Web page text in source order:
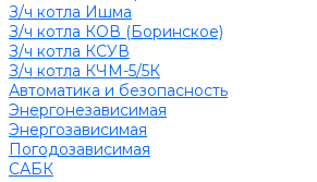
З/ч котла Ишма
З/ч котла КОВ (Боринское)
З/ч котла КСУВ
З/ч котла КЧМ-5/5К
Автоматика и безопасность
Энергонезависимая
Энергозависимая
Погодозависимая
САБК